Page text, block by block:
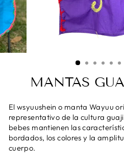
MANTAS
El wsyuushein o manta Wayuu
representativo de la cultura
bebes mantienen las
bordados, los colores y la
cuerpo.